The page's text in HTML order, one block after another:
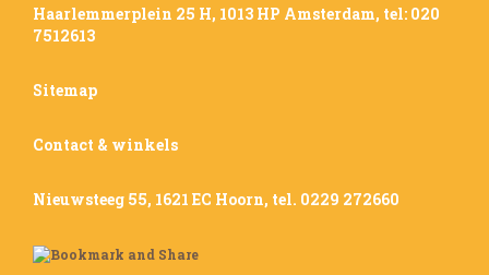
Haarlemmerplein 25 H, 1013 HP Amsterdam, tel: 020
7512613
Sitemap
Contact & winkels
Nieuwsteeg 55, 1621 EC Hoorn, tel. 0229 272660